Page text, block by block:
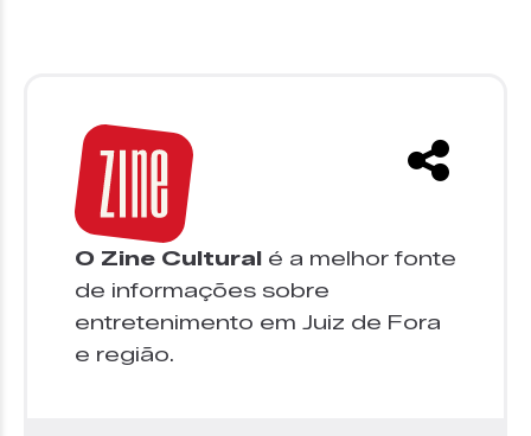
O Zine Cultural é a melhor fonte
de informações sobre
entretenimento em Juiz de Fora
e região.